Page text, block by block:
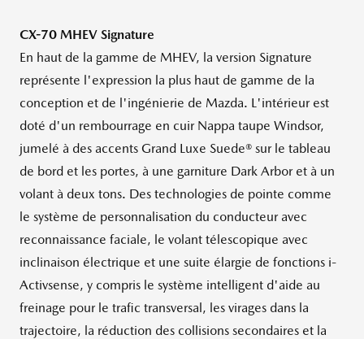
CX-70 MHEV Signature
En haut de la gamme de MHEV, la version Signature
représente l'expression la plus haut de gamme de la
conception et de l'ingénierie de Mazda. L'intérieur est
doté d'un rembourrage en cuir Nappa taupe Windsor,
jumelé à des accents Grand Luxe Suede® sur le tableau
de bord et les portes, à une garniture Dark Arbor et à un
volant à deux tons. Des technologies de pointe comme
le système de personnalisation du conducteur avec
reconnaissance faciale, le volant télescopique avec
inclinaison électrique et une suite élargie de fonctions i-
Activsense, y compris le système intelligent d'aide au
freinage pour le trafic transversal, les virages dans la
trajectoire, la réduction des collisions secondaires et la